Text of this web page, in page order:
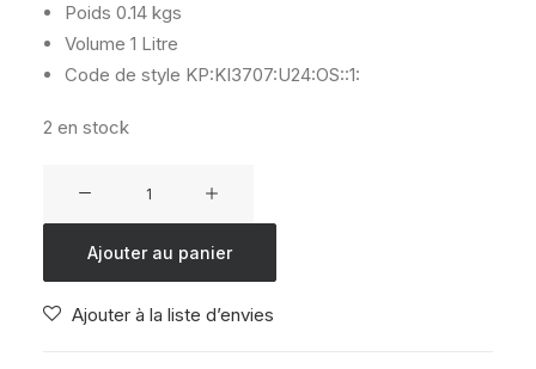
Poids 0.14 kgs
Volume 1 Litre
Code de style KP:KI3707:U24:OS::1:
2 en stock
PINK
Ajouter au panier
Ajouter à la liste d’envies